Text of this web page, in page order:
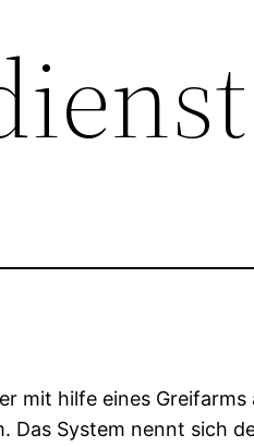
mit hilfe eines
Das System nennt sich